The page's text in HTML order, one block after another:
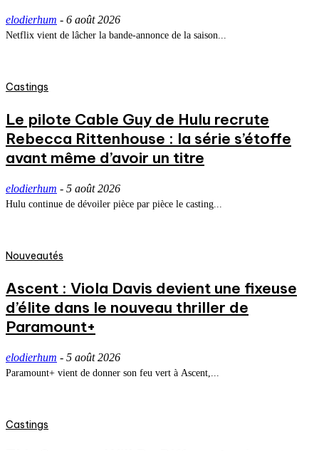
elodierhum - 6 août 2026
Netflix vient de lâcher la bande-annonce de la saison...
Castings
Le pilote Cable Guy de Hulu recrute
Rebecca Rittenhouse : la série s’étoffe
avant même d’avoir un titre
elodierhum - 5 août 2026
Hulu continue de dévoiler pièce par pièce le casting...
Nouveautés
Ascent : Viola Davis devient une fixeuse
d’élite dans le nouveau thriller de
Paramount+
elodierhum - 5 août 2026
Paramount+ vient de donner son feu vert à Ascent,...
Castings